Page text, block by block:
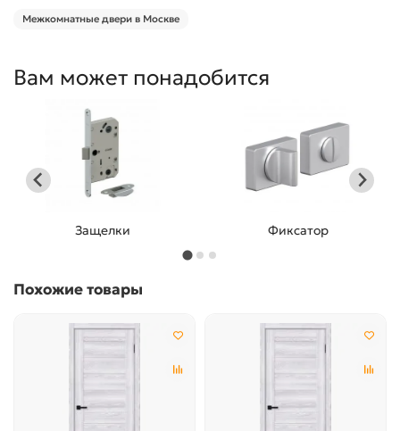
Межкомнатные двери в Москве
Вам может понадобится
Защелки Фиксатор
Похожие товары